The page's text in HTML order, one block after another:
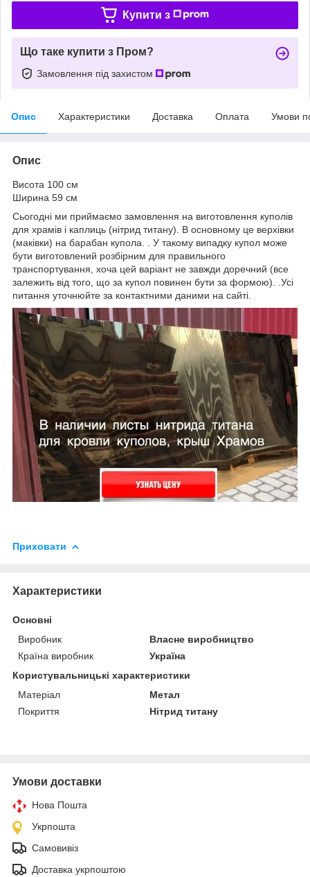
Купити з
Що таке купити з Пром?
Замовлення під захистом
Опис Характеристики Доставка Оплата Умови
Опис
Висота 100 см
Ширина 59 см
Сьогодні ми приймаємо замовлення на виготовлення куполів
для храмів і каплиць (нітрид титану). В основному це верхівки
(маківки) на барабан купола. . У такому випадку купол може
бути виготовлений розбірним для правильного
транспортування, хоча цей варіант не завжди доречний (все
залежить від того, що за купол повинен бути за формою). .Усі
питання уточнюйте за контактними даними на сайті.
Приховати
Характеристики
Основні
Виробник
Власне виробництво
Країна виробник
Україна
Користувальницькі характеристики
Матеріал
Метал
Покриття
Нітрид титану
Умови доставки
Нова Пошта
Укрпошта
Самовивіз
Доставка укрпоштою